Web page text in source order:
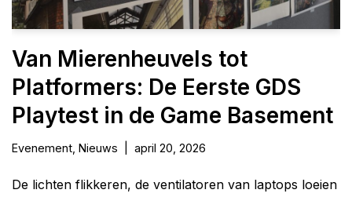
Van Mierenheuvels tot
Platformers: De Eerste GDS
Playtest in de Game Basement
Evenement Nieuws april 20, 2026
De lichten flikkeren, de ventilatoren van laptops loeien